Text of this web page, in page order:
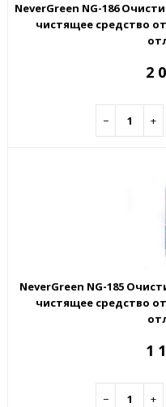
NeverGreen NG-186
чистящее средство
2
− +
NeverGreen NG-185
чистящее средство
1
− +